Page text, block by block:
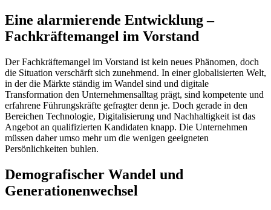
Eine alarmierende Entwicklung –
Fachkräftemangel im Vorstand
Der Fachkräftemangel im Vorstand ist kein neues Phänomen, doch
die Situation verschärft sich zunehmend. In einer globalisierten Welt,
in der die Märkte ständig im Wandel sind und digitale
Transformation den Unternehmensalltag prägt, sind kompetente und
erfahrene Führungskräfte gefragter denn je. Doch gerade in den
Bereichen Technologie, Digitalisierung und Nachhaltigkeit ist das
Angebot an qualifizierten Kandidaten knapp. Die Unternehmen
müssen daher umso mehr um die wenigen geeigneten
Persönlichkeiten buhlen.
Demografischer Wandel und
Generationenwechsel